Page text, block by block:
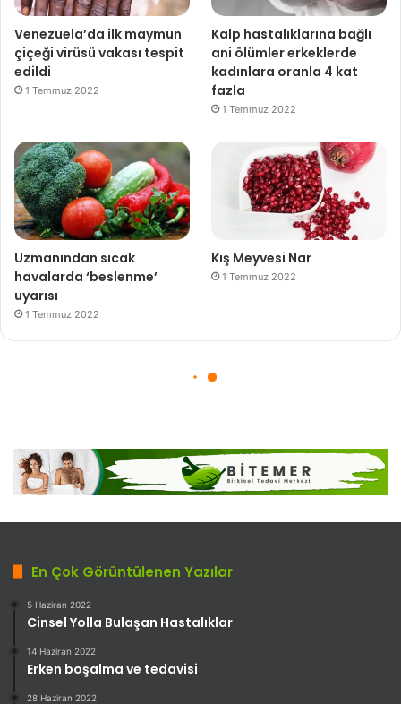
En Çok Görüntülenen Yazılar
5 Haziran 2022
Cinsel Yolla Bulaşan Hastalıklar
14 Haziran 2022
Erken boşalma ve tedavisi
28 Haziran 2022